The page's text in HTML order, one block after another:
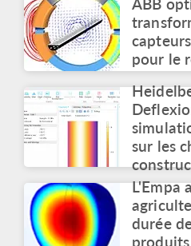
Mai
des
Mai
pour le
sur les
L'Empa
durée